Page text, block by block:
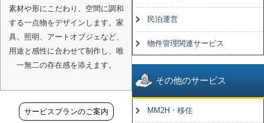
民泊運営
物件管理関連サービス
その他のサービス
MM2H・移住
素材や形にこだわり、空間に調和
する一点物をデザインします。家
具、照明、アートオブジェなど、
用途と感性に合わせて制作し、唯
一無二の存在感を添えます。
サービスプランのご案内